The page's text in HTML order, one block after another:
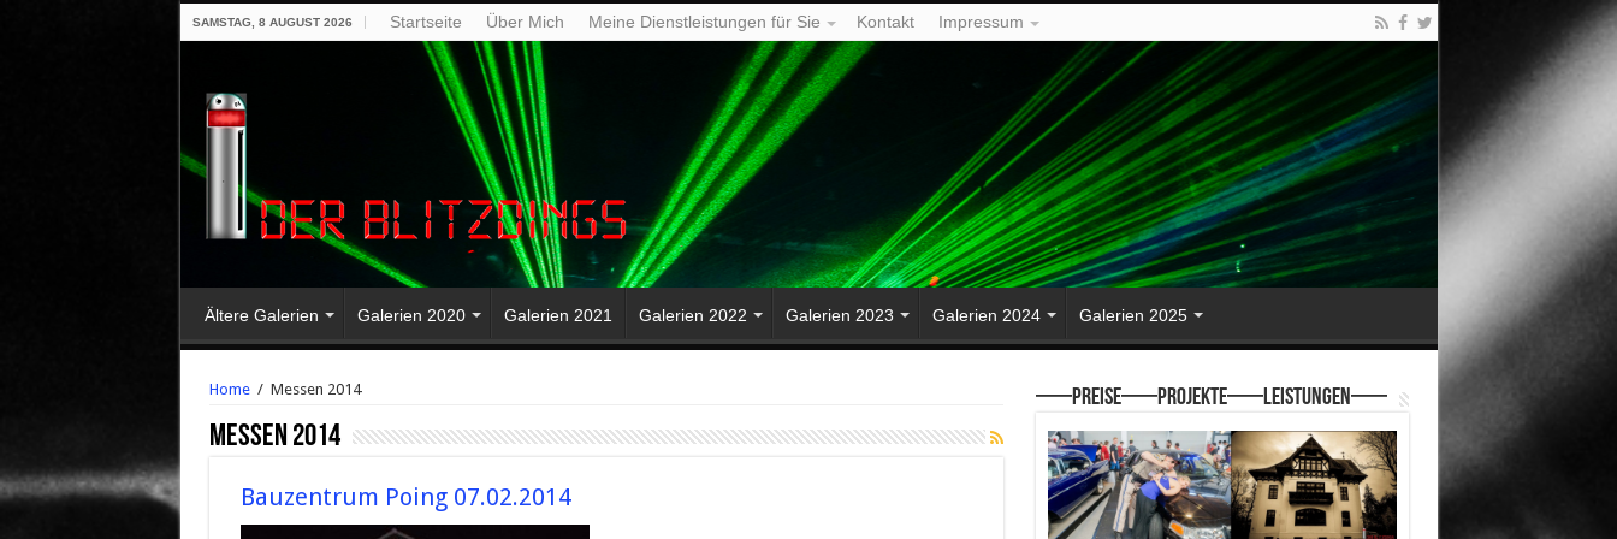
SAMSTAG, 8 AUGUST 2026 Startseite Über Mich Meine Dienstleistungen für Sie Kontakt Impressum
Ältere Galerien Galerien 2020 Galerien 2021 Galerien 2022 Galerien 2023 Galerien 2024 Galerien 2025
Home / Messen 2014
Messen 2014
Bauzentrum Poing 07.02.2014
—–Preise—–Projekte—–Leistungen—–